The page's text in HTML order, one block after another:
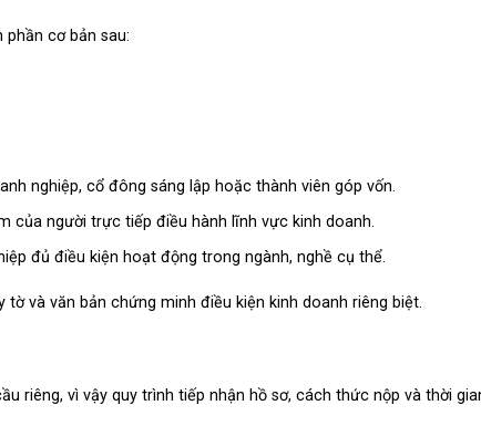
phần cơ bản sau:
nghiệp, cổ đông sáng lập hoặc thành viên góp vốn.
của người trực tiếp điều hành lĩnh vực kinh doanh.
đủ điều kiện hoạt động trong ngành, nghề cụ thể.
và văn bản chứng minh điều kiện kinh doanh riêng biệt.
riêng, vì vậy quy trình tiếp nhận hồ sơ, cách thức nộp và thời